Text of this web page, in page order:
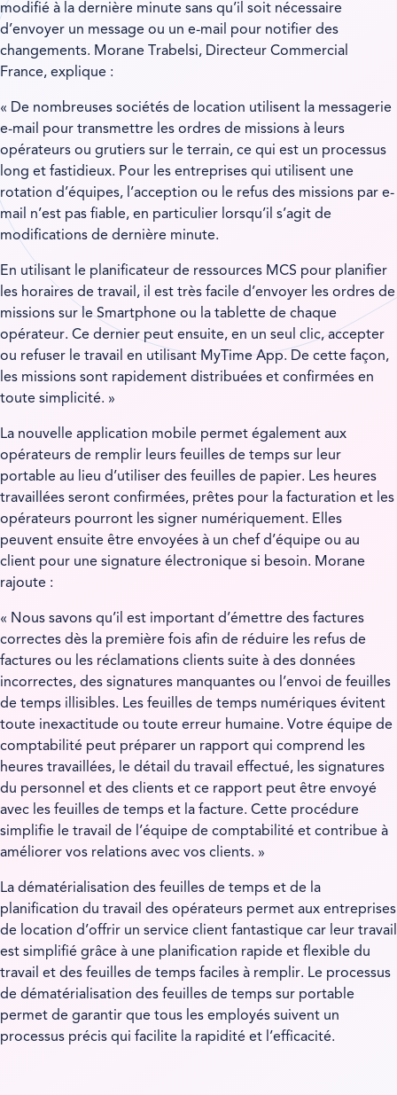
modifié à la dernière minute sans qu’il soit nécessaire
d’envoyer un message ou un e-mail pour notifier des
changements. Morane Trabelsi, Directeur Commercial
France, explique :
« De nombreuses sociétés de location utilisent la messagerie
e-mail pour transmettre les ordres de missions à leurs
opérateurs ou grutiers sur le terrain, ce qui est un processus
long et fastidieux. Pour les entreprises qui utilisent une
rotation d’équipes, l’acception ou le refus des missions par e-
mail n’est pas fiable, en particulier lorsqu’il s’agit de
modifications de dernière minute.
En utilisant le planificateur de ressources MCS pour planifier
les horaires de travail, il est très facile d’envoyer les ordres de
missions sur le Smartphone ou la tablette de chaque
opérateur. Ce dernier peut ensuite, en un seul clic, accepter
ou refuser le travail en utilisant MyTime App. De cette façon,
les missions sont rapidement distribuées et confirmées en
toute simplicité. »
La nouvelle application mobile permet également aux
opérateurs de remplir leurs feuilles de temps sur leur
portable au lieu d’utiliser des feuilles de papier. Les heures
travaillées seront confirmées, prêtes pour la facturation et les
opérateurs pourront les signer numériquement. Elles
peuvent ensuite être envoyées à un chef d’équipe ou au
client pour une signature électronique si besoin. Morane
rajoute :
« Nous savons qu’il est important d’émettre des factures
correctes dès la première fois afin de réduire les refus de
factures ou les réclamations clients suite à des données
incorrectes, des signatures manquantes ou l’envoi de feuilles
de temps illisibles. Les feuilles de temps numériques évitent
toute inexactitude ou toute erreur humaine. Votre équipe de
comptabilité peut préparer un rapport qui comprend les
heures travaillées, le détail du travail effectué, les signatures
du personnel et des clients et ce rapport peut être envoyé
avec les feuilles de temps et la facture. Cette procédure
simplifie le travail de l’équipe de comptabilité et contribue à
améliorer vos relations avec vos clients. »
La dématérialisation des feuilles de temps et de la
planification du travail des opérateurs permet aux entreprises
de location d’offrir un service client fantastique car leur travail
est simplifié grâce à une planification rapide et flexible du
travail et des feuilles de temps faciles à remplir. Le processus
de dématérialisation des feuilles de temps sur portable
permet de garantir que tous les employés suivent un
processus précis qui facilite la rapidité et l’efficacité.